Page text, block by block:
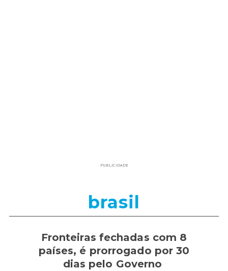
PUBLICIDADE
brasil
Fronteiras fechadas com 8
países, é prorrogado por 30
dias pelo Governo